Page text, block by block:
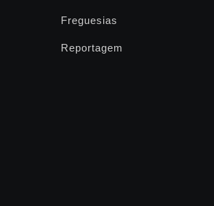
Freguesias
Reportagem